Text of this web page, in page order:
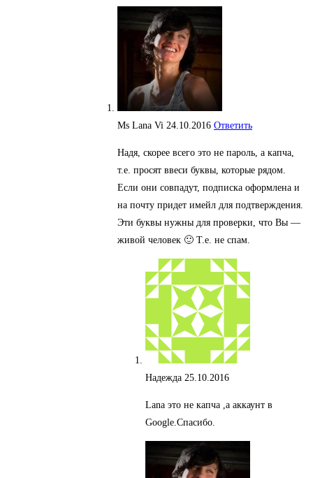
Ms Lana Vi 24.10.2016 Ответить
Надя, скорее всего это не пароль, а капча,
т.е. просят ввеси буквы, которые рядом.
Если они совпадут, подписка оформлена и
на почту придет имейл для подтверждения.
Эти буквы нужны для проверки, что Вы —
живой человек 🙂 Т.е. не спам.
Надежда 25.10.2016
Lana это не капча ,а аккаунт в
Google.Спасибо.